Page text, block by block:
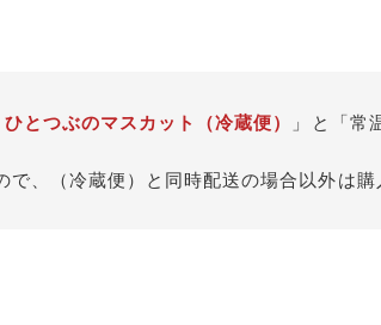
ひとつぶのマスカット（冷蔵便）
」と「常
で、（冷蔵便）と同時配送の場合以外は